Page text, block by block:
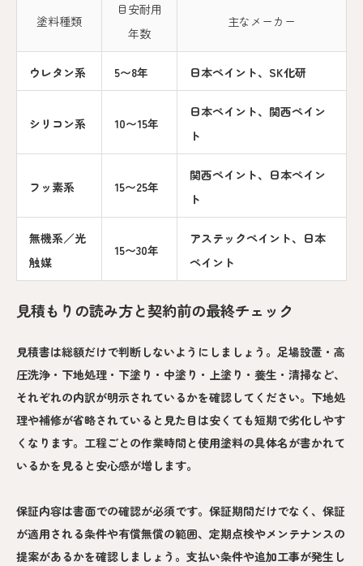
塗料種類
目安耐用
年数
主なメーカー
ウレタン系 5〜8年 日本ペイント、SK化研
シリコン系 10〜15年
日本ペイント、関西ペイン
ト
フッ素系 15〜25年
関西ペイント、日本ペイン
ト
無機系／光
触媒
15〜30年
アステックペイント、日本
ペイント
見積もりの読み方と契約前の最終チェック
見積書は総額だけで判断しないようにしましょう。足場設置・高
圧洗浄・下地処理・下塗り・中塗り・上塗り・養生・清掃など、
それぞれの内訳が明示されているかを確認してください。下地処
理や補修が省略されていると見た目は安くても短期で劣化しやす
くなります。工程ごとの作業時間と使用塗料の具体名が書かれて
いるかを見ると安心感が増します。
保証内容は書面での確認が必須です。保証期間だけでなく、保証
が適用される条件や有償無償の範囲、定期点検やメンテナンスの
提案があるかを確認しましょう。支払い条件や追加工事が発生し